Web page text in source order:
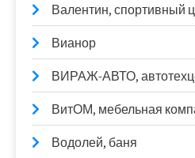
Валентин, спортивный
Вианор
ВИРАЖ-АВТО,
ВитОМ, мебельная
Водолей, баня